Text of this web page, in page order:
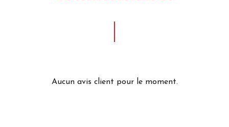
Aucun avis client pour le moment.